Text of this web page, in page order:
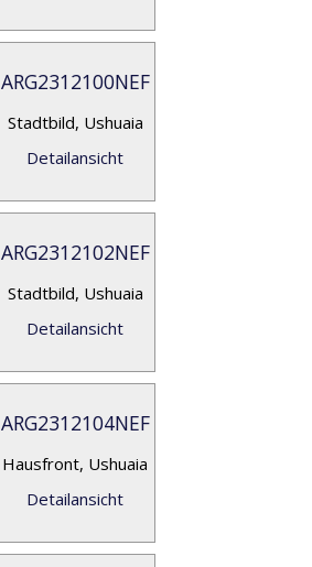
ARG2312100NEF
Stadtbild, Ushuaia
Detailansicht
ARG2312102NEF
Stadtbild, Ushuaia
Detailansicht
ARG2312104NEF
Hausfront, Ushuaia
Detailansicht